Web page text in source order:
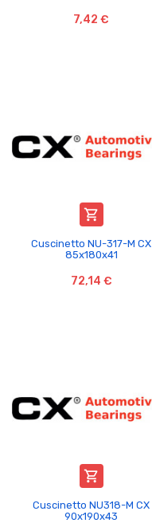
7,42 €

Cuscinetto NU-317-M CX
85x180x41
72,14 €

Cuscinetto NU318-M CX
90x190x43